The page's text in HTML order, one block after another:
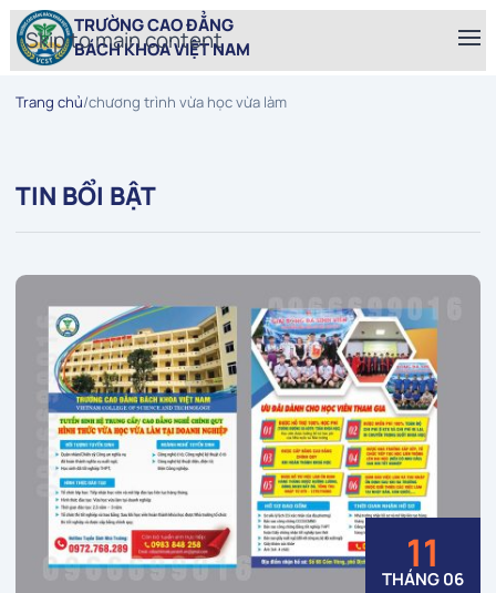
Skip to main content
TRƯỜNG CAO ĐẲNG
BÁCH KHOA VIỆT NAM
Trang chủ/chương trình vừa học vừa làm
TIN BỔI BẬT
11
THÁNG 06